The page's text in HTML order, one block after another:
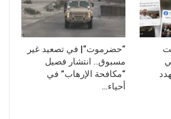
لقائد عسكري محسوب على الرياض
باتت تتمتع بها الفصائل المدعومة
يتجه نحو مرحلة صدام نفوذ مفتوح قد
إلى مواجهات ميدانية مباشرة بين
“حضرموت“| في تصعيد غير
مسبوق.. انتشار فصيل
“مكافحة الإرهاب” في
أحياء…